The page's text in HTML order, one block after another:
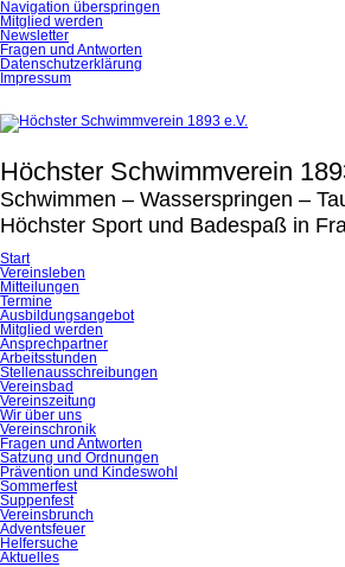
Navigation überspringen
Mitglied werden
Newsletter
Fragen und Antworten
Datenschutzerklärung
Impressum
Höchster Schwimmverein
Schwimmen – Wasserspringen –
Höchster Sport und Badespaß in
Start
Vereinsleben
Mitteilungen
Termine
Ausbildungsangebot
Mitglied werden
Ansprechpartner
Arbeitsstunden
Stellenausschreibungen
Vereinsbad
Vereinszeitung
Wir über uns
Vereinschronik
Fragen und Antworten
Satzung und Ordnungen
Prävention und Kindeswohl
Sommerfest
Suppenfest
Vereinsbrunch
Adventsfeuer
Helfersuche
Aktuelles